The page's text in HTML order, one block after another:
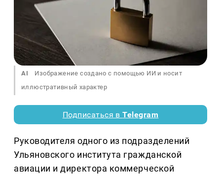
AI
Изображение создано с помощью ИИ и носит
иллюстративный характер
Подписаться вTelegram
Руководителя одного из подразделений
Ульяновского института гражданской
авиации и директора коммерческой